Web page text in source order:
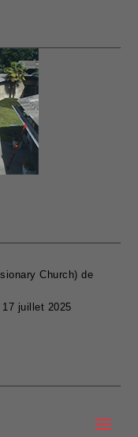
Church) de
juillet 2025